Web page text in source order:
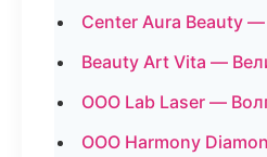
Center Aura Beauty
Beauty Art Vita —
ООО Lab Laser —
ООО Harmony